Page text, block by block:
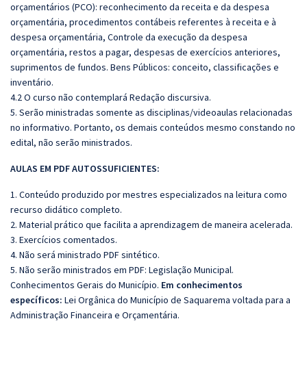
orçamentários (PCO): reconhecimento da receita e da despesa
orçamentária, procedimentos contábeis referentes à receita e à
despesa orçamentária, Controle da execução da despesa
orçamentária, restos a pagar, despesas de exercícios anteriores,
suprimentos de fundos. Bens Públicos: conceito, classificações e
inventário.
4.2 O curso não contemplará Redação discursiva.
5. Serão ministradas somente as disciplinas/videoaulas relacionadas
no informativo. Portanto, os demais conteúdos mesmo constando no
edital, não serão ministrados.
AULAS EM PDF AUTOSSUFICIENTES:
1. Conteúdo produzido por mestres especializados na leitura como
recurso didático completo.
2. Material prático que facilita a aprendizagem de maneira acelerada.
3. Exercícios comentados.
4. Não será ministrado PDF sintético.
5. Não serão ministrados em PDF: Legislação Municipal.
Conhecimentos Gerais do Município. Em conhecimentos
específicos: Lei Orgânica do Município de Saquarema voltada para a
Administração Financeira e Orçamentária.